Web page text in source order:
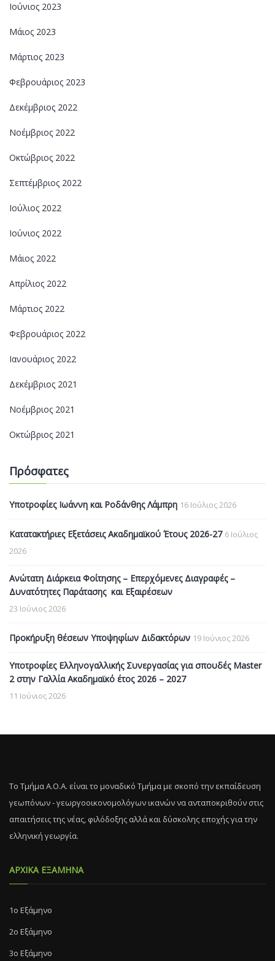
Ιούνιος 2023
Μάιος 2023
Μάρτιος 2023
Φεβρουάριος 2023
Δεκέμβριος 2022
Νοέμβριος 2022
Οκτώβριος 2022
Σεπτέμβριος 2022
Ιούλιος 2022
Ιούνιος 2022
Μάιος 2022
Απρίλιος 2022
Μάρτιος 2022
Φεβρουάριος 2022
Ιανουάριος 2022
Δεκέμβριος 2021
Νοέμβριος 2021
Οκτώβριος 2021
Πρόσφατες
Υποτροφίες Ιωάννη και Ροδάνθης Λάμπρη 16 Ιούλιος 2026
Κατατακτήριες Εξετάσεις Ακαδημαϊκού Έτους 2026-27 6 Ιούλιος
2026
Ανώτατη Διάρκεια Φοίτησης – Επερχόμενες Διαγραφές –
Δυνατότητες Παράτασης και Εξαιρέσεων
23 Ιούνιος 2026
Προκήρυξη θέσεων Υποψηφίων Διδακτόρων 19 Ιούνιος 2026
Υποτροφίες Ελληνογαλλικής Συνεργασίας για σπουδές Master
2 στην Γαλλία Ακαδημαϊκό έτος 2026 – 2027
11 Ιούνιος 2026
Το Τμήμα Α.Ο.Α. είναι το μοναδικό Τμήμα με σκοπό την εκπαίδευση
γεωπόνων - γεωργοοικονομολόγων ικανών να ανταποκριθούν στις
απαιτήσεις της νέας, φιλόδοξης αλλά και δύσκολης εποχής για την
ελληνική γεωργία.
ΑΡΧΙΚΑ ΕΞΑΜΗΝΑ
1ο Εξάμηνο
2ο Εξάμηνο
3ο Εξάμηνο